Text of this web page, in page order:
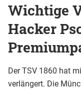
Wichtige
Hacker
Der TSV 1860 hat
verlängert. Die